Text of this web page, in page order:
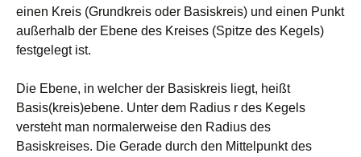
einen Kreis (Grundkreis oder Basiskreis) und einen Punkt
außerhalb der Ebene des Kreises (Spitze des Kegels)
festgelegt ist.
Die Ebene, in welcher der Basiskreis liegt, heißt
Basis(kreis)ebene. Unter dem Radius r des Kegels
versteht man normalerweise den Radius des
Basiskreises. Die Gerade durch den Mittelpunkt des